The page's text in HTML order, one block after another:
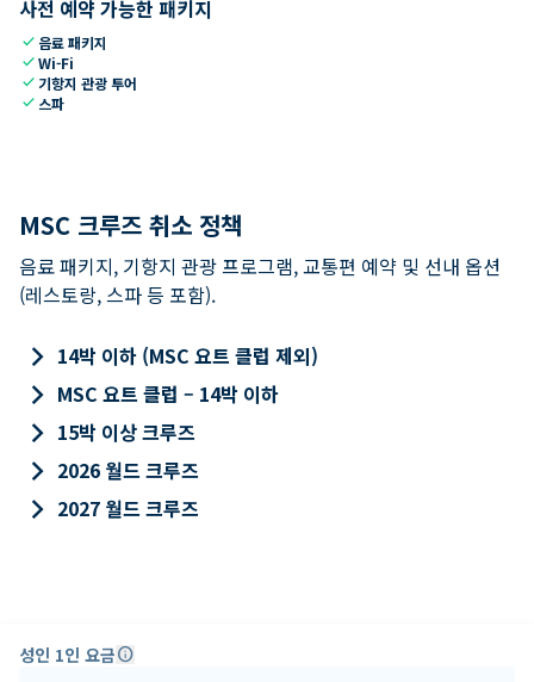
사전 예약 가능한 패키지
check 음료 패키지
checkWi-Fi
check 기항지 관광 투어
check 스파
MSC 크루즈 취소 정책
음료 패키지, 기항지 관광 프로그램, 교통편 예약 및 선내 옵션
(레스토랑, 스파 등 포함).
keyboard_arrow_right 14박 이하 (MSC 요트 클럽 제외)
keyboard_arrow_right MSC 요트 클럽 – 14박 이하
keyboard_arrow_right 15박 이상 크루즈
keyboard_arrow_right 2026 월드 크루즈
keyboard_arrow_right 2027 월드 크루즈
성인 1인 요금info